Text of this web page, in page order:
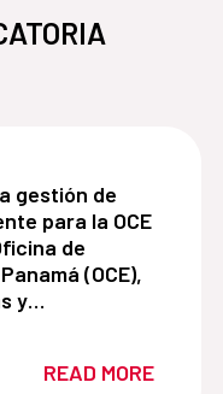
de proyectos
gestión de
para la OCE
de
(OCE),
y
READ MORE